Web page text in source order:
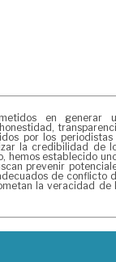
en generar
por los periodistas
la credibilidad de
hemos establecido
prevenir
de conflicto
la veracidad de